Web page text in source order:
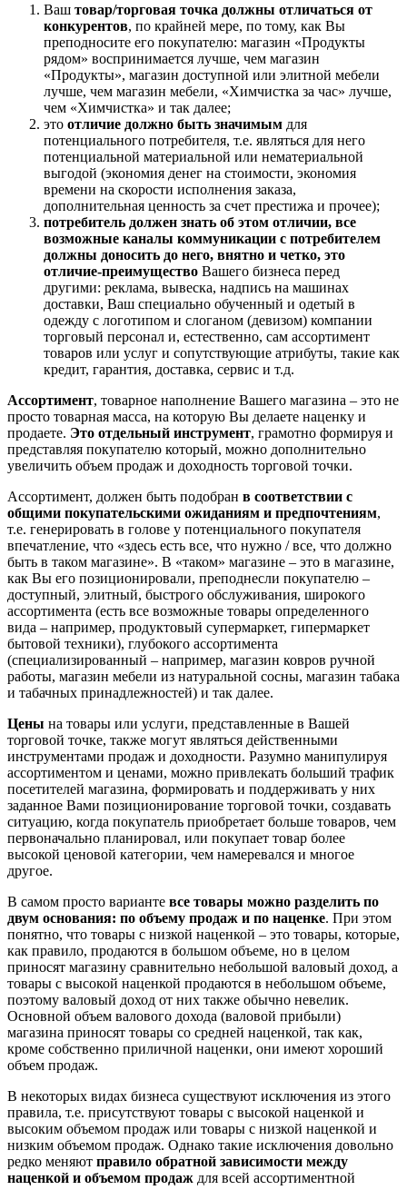
Ваш товар/торговая точка должны отличаться от
конкурентов, по крайней мере, по тому, как Вы
преподносите его покупателю: магазин «Продукты
рядом» воспринимается лучше, чем магазин
«Продукты», магазин доступной или элитной мебели
лучше, чем магазин мебели, «Химчистка за час» лучше,
чем «Химчистка» и так далее;
это отличие должно быть значимым для
потенциального потребителя, т.е. являться для него
потенциальной материальной или нематериальной
выгодой (экономия денег на стоимости, экономия
времени на скорости исполнения заказа,
дополнительная ценность за счет престижа и прочее);
потребитель должен знать об этом отличии, все
возможные каналы коммуникации с потребителем
должны доносить до него, внятно и четко, это
отличие-преимущество Вашего бизнеса перед
другими: реклама, вывеска, надпись на машинах
доставки, Ваш специально обученный и одетый в
одежду с логотипом и слоганом (девизом) компании
торговый персонал и, естественно, сам ассортимент
товаров или услуг и сопутствующие атрибуты, такие как
кредит, гарантия, доставка, сервис и т.д.
Ассортимент, товарное наполнение Вашего магазина – это не
просто товарная масса, на которую Вы делаете наценку и
продаете. Это отдельный инструмент, грамотно формируя и
представляя покупателю который, можно дополнительно
увеличить объем продаж и доходность торговой точки.
Ассортимент, должен быть подобран в соответствии с
общими покупательскими ожиданиям и предпочтениям,
т.е. генерировать в голове у потенциального покупателя
впечатление, что «здесь есть все, что нужно / все, что должно
быть в таком магазине». В «таком» магазине – это в магазине,
как Вы его позиционировали, преподнесли покупателю –
доступный, элитный, быстрого обслуживания, широкого
ассортимента (есть все возможные товары определенного
вида – например, продуктовый супермаркет, гипермаркет
бытовой техники), глубокого ассортимента
(специализированный – например, магазин ковров ручной
работы, магазин мебели из натуральной сосны, магазин табака
и табачных принадлежностей) и так далее.
Цены на товары или услуги, представленные в Вашей
торговой точке, также могут являться действенными
инструментами продаж и доходности. Разумно манипулируя
ассортиментом и ценами, можно привлекать больший трафик
посетителей магазина, формировать и поддерживать у них
заданное Вами позиционирование торговой точки, создавать
ситуацию, когда покупатель приобретает больше товаров, чем
первоначально планировал, или покупает товар более
высокой ценовой категории, чем намеревался и многое
другое.
В самом просто варианте все товары можно разделить по
двум основания: по объему продаж и по наценке. При этом
понятно, что товары с низкой наценкой – это товары, которые,
как правило, продаются в большом объеме, но в целом
приносят магазину сравнительно небольшой валовый доход, а
товары с высокой наценкой продаются в небольшом объеме,
поэтому валовый доход от них также обычно невелик.
Основной объем валового дохода (валовой прибыли)
магазина приносят товары со средней наценкой, так как,
кроме собственно приличной наценки, они имеют хороший
объем продаж.
В некоторых видах бизнеса существуют исключения из этого
правила, т.е. присутствуют товары с высокой наценкой и
высоким объемом продаж или товары с низкой наценкой и
низким объемом продаж. Однако такие исключения довольно
редко меняют правило обратной зависимости между
наценкой и объемом продаж для всей ассортиментной